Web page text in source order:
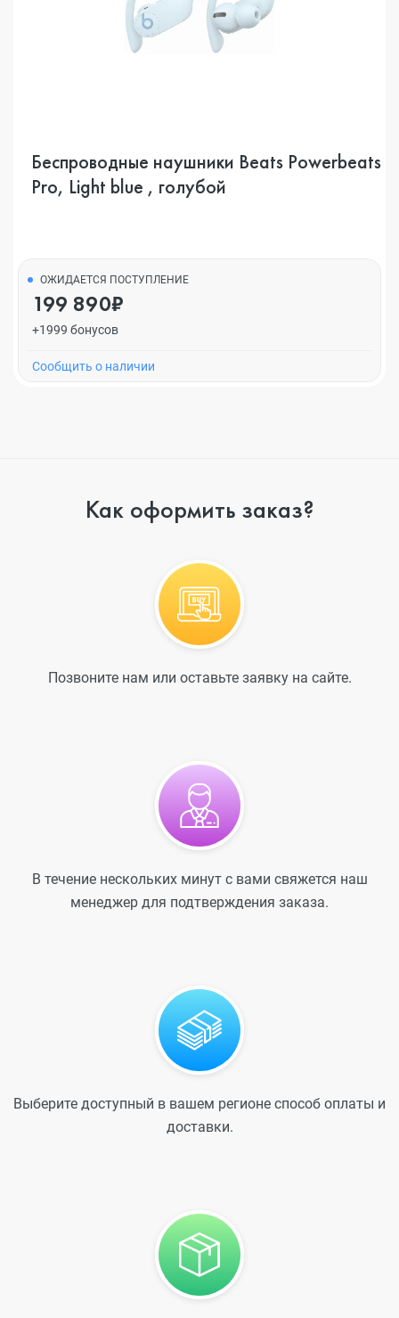
Беспроводные наушники Beats Powerbeats
Pro, Light blue , голубой
ОЖИДАЕТСЯ ПОСТУПЛЕНИЕ
199 890₽
+1999 бонусов
Cообщить о наличии
Как оформить заказ?
Позвоните нам или оставьте заявку на сайте.
В течение нескольких минут с вами свяжется наш
менеджер для подтверждения заказа.
Выберите доступный в вашем регионе способ оплаты и
доставки.